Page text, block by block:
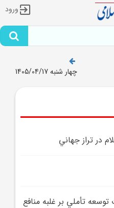
ورود
چهار شنبه 1405/04/17
در تراز جهاني
تأملي بر غلبه منافع